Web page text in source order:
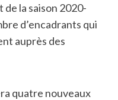
la saison 2020-
d’encadrants qui
auprès des
quatre nouveaux